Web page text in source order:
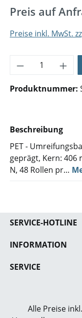
Preis auf
Preise inkl. MwSt.
Produkt
Produktnummer:
Beschreibung
PET -
geprägt, Kern: 406
N, 48 Rollen pr…
SERVICE-HOTLINE
INFORMATION
SERVICE
Alle Preise